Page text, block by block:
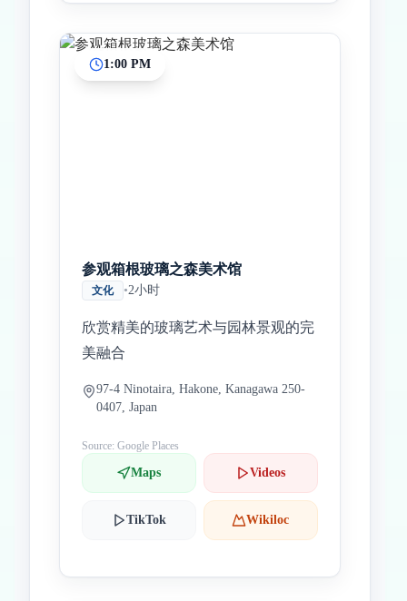
1:00 PM
参观箱根玻璃之森美术馆
文化 •2小时
欣赏精美的玻璃艺术与园林景观的完
美融合
97-4 Ninotaira, Hakone, Kanagawa 250-
0407, Japan
Source: Google Places
Maps Videos
TikTok Wikiloc